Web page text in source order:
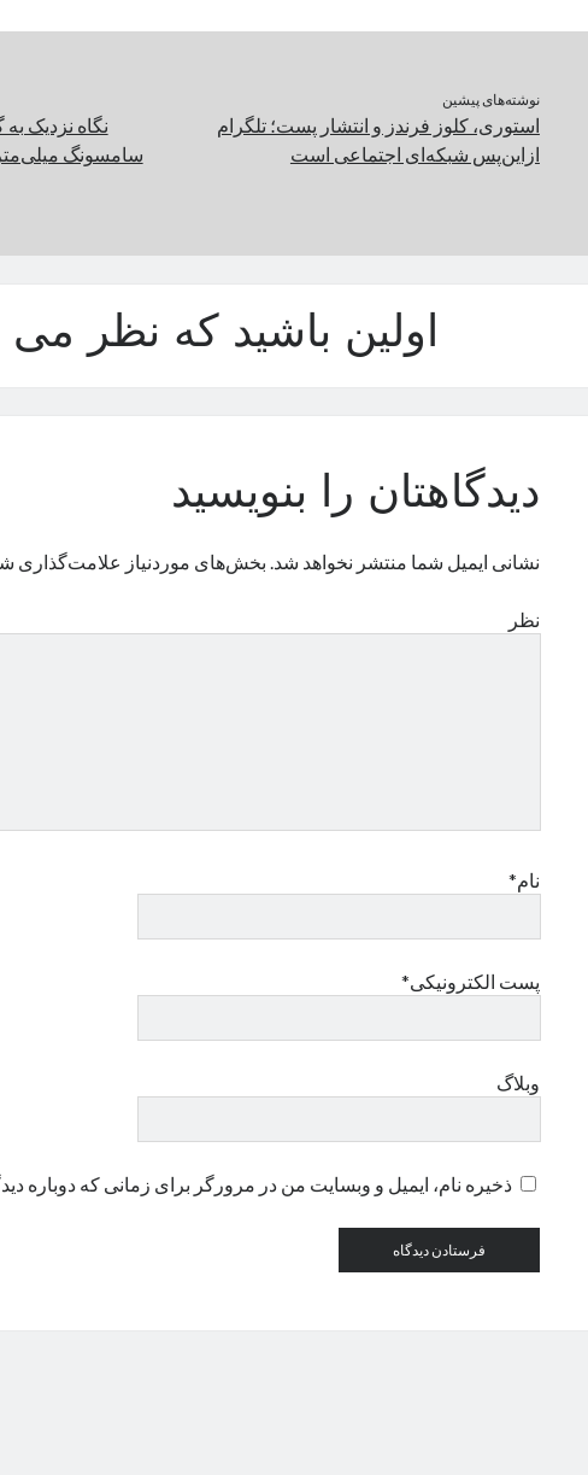
نوشته‌های پیشین
استوری، کلوز فرندز و انتشار پست؛ تلگرام
ازاین‌پس شبکه‌ای اجتماعی است
سامسونگ
اولین باشید که نظر می
دیدگاهتان را بنویسید
نشانی ایمیل شما منتشر نخواهد شد. بخش‌های موردنیاز علامت‌گذاری
نظر
نام*
پست الکترونیکی*
وبلاگ
ذخیره نام، ایمیل و وبسایت من در مرورگر برای زمانی که دوباره